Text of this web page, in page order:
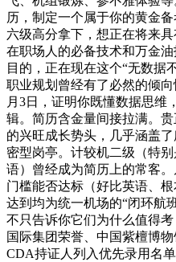
历，制定一个属于你的黄金
六级高分拿下，想正在将来
在职场人的必备技术和万金
目的，正在现在这个“无数据
职业规划曾经有了必然的倾
月3日，证明你既懂数据思维
辑。简历含金量间接拉满。
的兴旺成长势头，几乎涵盖
密型岗亭。计较机二级（特
语）曾经成为简历上的常客
门槛能否达标（好比英语、
达到均为统一机场的“闭环航
不只告诉你它们为什么值得
国际集团荣誉、中国紫檀博
CDA持证人列入优先录用名